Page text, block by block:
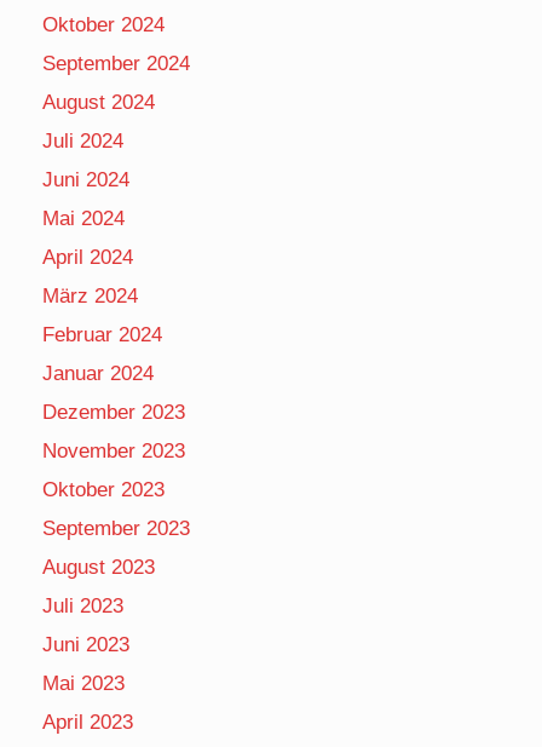
Oktober 2024
September 2024
August 2024
Juli 2024
Juni 2024
Mai 2024
April 2024
März 2024
Februar 2024
Januar 2024
Dezember 2023
November 2023
Oktober 2023
September 2023
August 2023
Juli 2023
Juni 2023
Mai 2023
April 2023